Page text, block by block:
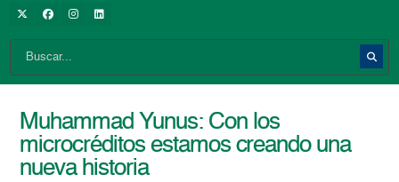
Muhammad Yunus: Con los
microcréditos estamos creando una
nueva historia